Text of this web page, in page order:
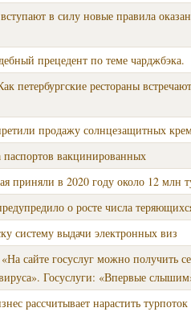
в силу новые правила
прецедент по теме чарджбэка.
петербургские рестораны
продажу солнцезащитных
паспортов вакцинированных
приняли в 2020 году около 12 млн
о росте числа
систему выдачи электронных виз
сайте госуслуг можно получить
Госуслуги: «Впервые
рассчитывает нарастить